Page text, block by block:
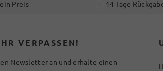
Preis 14 Tage
VERPASSEN!
Newsletter an und erhalte einen